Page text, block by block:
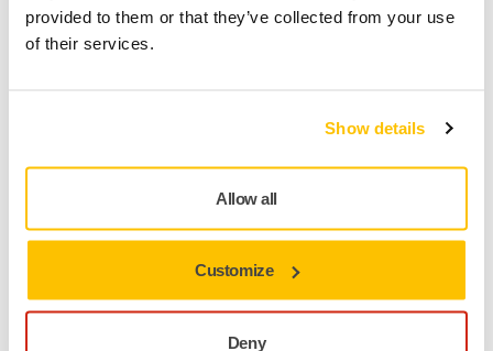
provided to them or that they’ve collected from your use
of their services.
Show details
Allow all
Customize
Deny
Veilige betaling
Track & Trace
Easy-to-use, flexible belt with two pockets; the smaller
can be used for accessories, such as microfibre cloths and a
Polarshine bottle. The belt clips are covered with fabric.